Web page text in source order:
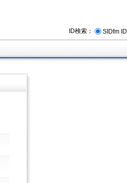
ID検索： SIDfm ID